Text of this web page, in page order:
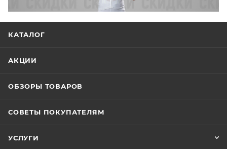
КАТАЛОГ
АКЦИИ
ОБЗОРЫ ТОВАРОВ
СОВЕТЫ ПОКУПАТЕЛЯМ
УСЛУГИ